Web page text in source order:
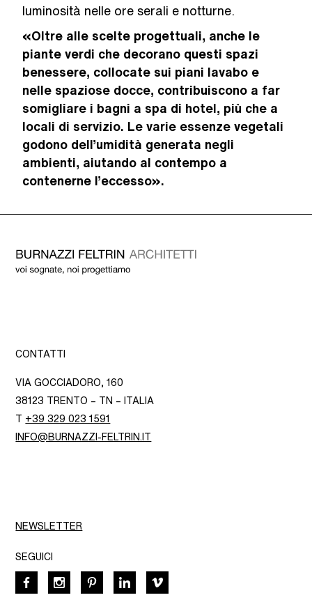
luminosità nelle ore serali e notturne.
«Oltre alle scelte progettuali, anche le
piante verdi che decorano questi spazi
benessere, collocate sui piani lavabo e
nelle spaziose docce, contribuiscono a far
somigliare i bagni a spa di hotel, più che a
locali di servizio. Le varie essenze vegetali
godono dell’umidità generata negli
ambienti, aiutando al contempo a
contenerne l’eccesso».
CONTATTI
VIA GOCCIADORO, 160
38123 TRENTO – TN – ITALIA
T +39 329 023 1591
INFO@BURNAZZI-FELTRIN.IT
NEWSLETTER
SEGUICI